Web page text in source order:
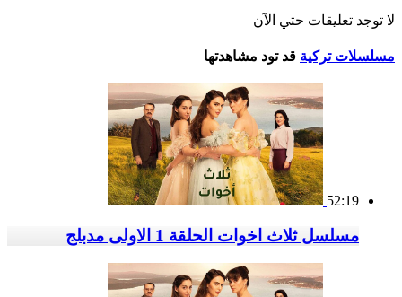
لا توجد تعليقات حتي الآن
مسلسلات تركية قد تود مشاهدتها
52:19
مسلسل ثلاث اخوات الحلقة 1 الاولى مدبلج